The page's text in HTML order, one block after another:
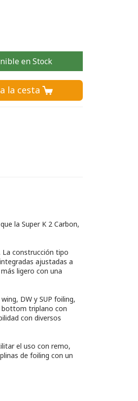
en Stock
la cesta 
la Super K 2 Carbon,
La construcción tipo
ajustadas a
ligero con una
DW y SUP foiling,
bottom triplano con
con diversos
el uso con remo,
de foiling con un